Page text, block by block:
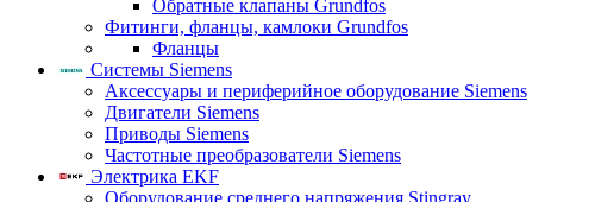
Обратные клапаны Grundfos
Фитинги, фланцы, камлоки Grundfos
Фланцы
Системы Siemens
Аксессуары и периферийное оборудование Siemens
Двигатели Siemens
Приводы Siemens
Частотные преобразователи Siemens
Электрика EKF
Оборудование среднего напряжения Stingray